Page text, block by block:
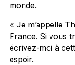
monde.
« Je m’appelle
France. Si vous
écrivez-moi à
espoir.